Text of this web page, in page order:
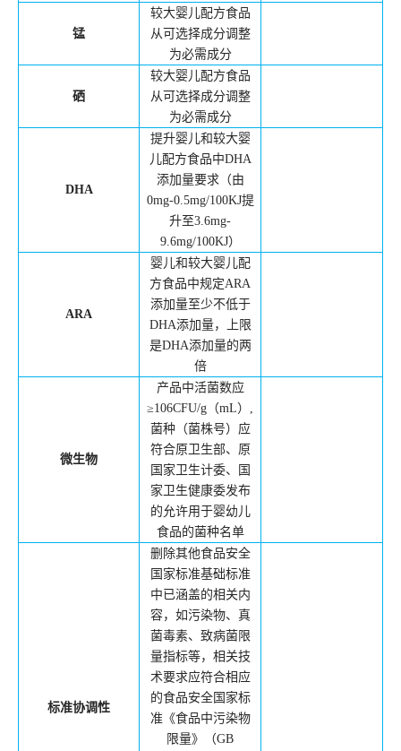
锰
较大婴儿配方食品
从可选择成分调整
为必需成分
硒
较大婴儿配方食品
从可选择成分调整
为必需成分
DHA
提升婴儿和较大婴
儿配方食品中DHA
添加量要求（由
0mg-0.5mg/100KJ提
升至3.6mg-
9.6mg/100KJ）
ARA
婴儿和较大婴儿配
方食品中规定ARA
添加量至少不低于
DHA添加量，上限
是DHA添加量的两
倍
微生物
产品中活菌数应
≥106CFU/g （mL） ,
菌种（菌株号）应
符合原卫生部、原
国家卫生计委、国
家卫生健康委发布
的允许用于婴幼儿
食品的菌种名单
标准协调性
删除其他食品安全
国家标准基础标准
中已涵盖的相关内
容，如污染物、真
菌毒素、致病菌限
量指标等，相关技
术要求应符合相应
的食品安全国家标
准《食品中污染物
限量》（GB